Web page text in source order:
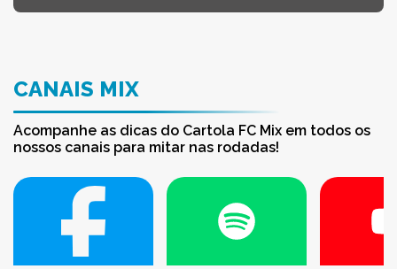
CANAIS MIX
Acompanhe as dicas do Cartola FC Mix em todos os
nossos canais para mitar nas rodadas!